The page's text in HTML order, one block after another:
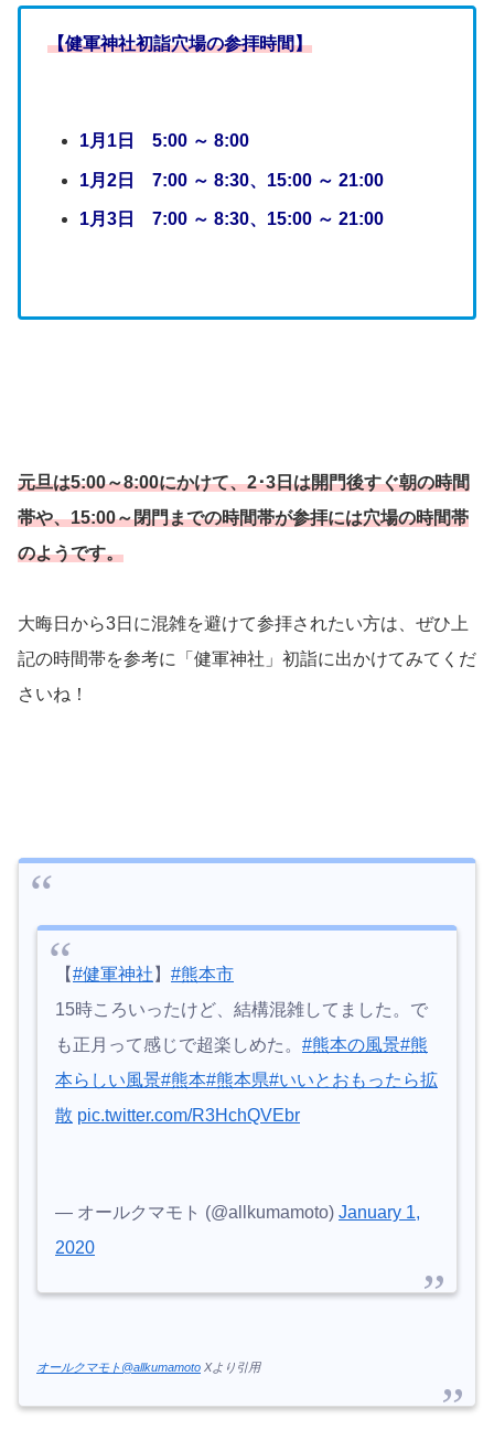
【健軍神社初詣穴場の参拝時間】
1月1日 5:00 ～ 8:00
1月2日 7:00 ～ 8:30、15:00 ～ 21:00
1月3日 7:00 ～ 8:30、15:00 ～ 21:00
元旦は5:00～8:00にかけて、2･3日は開門後すぐ朝の時間
帯や、15:00～閉門までの時間帯が参拝には穴場の時間帯
のようです。
大晦日から3日に混雑を避けて参拝されたい方は、ぜひ上
記の時間帯を参考に「健軍神社」初詣に出かけてみてくだ
さいね！
【#健軍神社 】 #熊本市
15時ころいったけど、結構混雑してました。で
も正月って感じで超楽しめた。 #熊本の風景#熊
本らしい風景#熊本#熊本県#いいとおもったら拡
散 pic.twitter.com/R3HchQVEbr
— オールクマモト (@allkumamoto) January 1,
2020
オールクマモト@allkumamoto Xより引用